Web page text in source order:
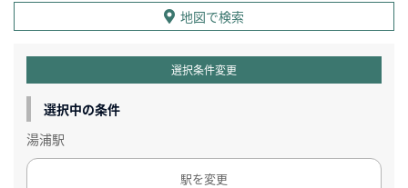
地図で検索
選択条件変更
選択中の条件
湯浦駅
駅を変更